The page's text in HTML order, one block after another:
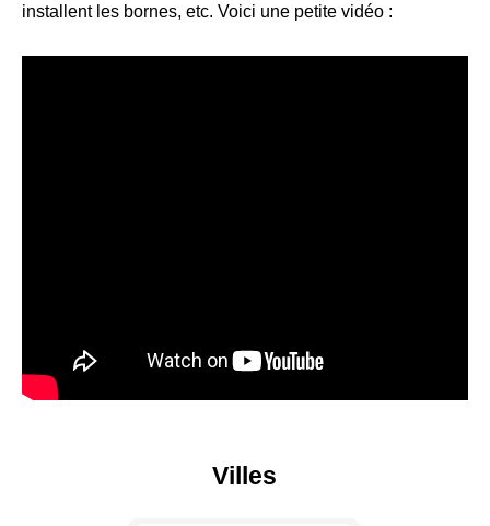
installent les bornes, etc. Voici une petite vidéo :
Villes